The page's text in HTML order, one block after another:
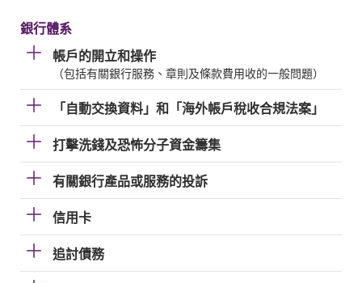
銀行體系
帳戶的開立和操作
（包括有關銀行服務、章則及條款費用收的一般問題）
「自動交換資料」和「海外帳戶稅收合規法案」
打擊洗錢及恐怖分子資金籌集
有關銀行產品或服務的投訴
信用卡
追討債務